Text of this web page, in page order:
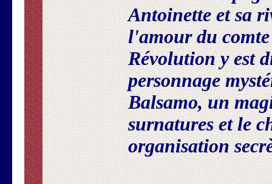
Antoinette et sa
l'amour du
Révolution y est
personnage
Balsamo, un
surnatures et le
organisation